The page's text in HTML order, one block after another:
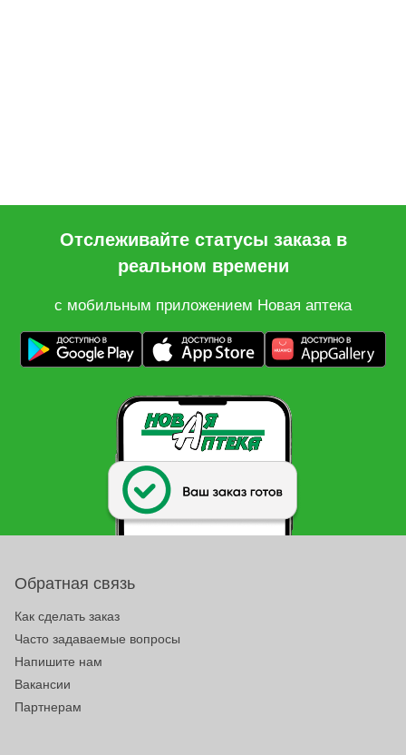
Отслеживайте статусы заказа в
реальном времени
с мобильным приложением Новая аптека
Обратная связь
Как сделать заказ
Часто задаваемые вопросы
Напишите нам
Вакансии
Партнерам